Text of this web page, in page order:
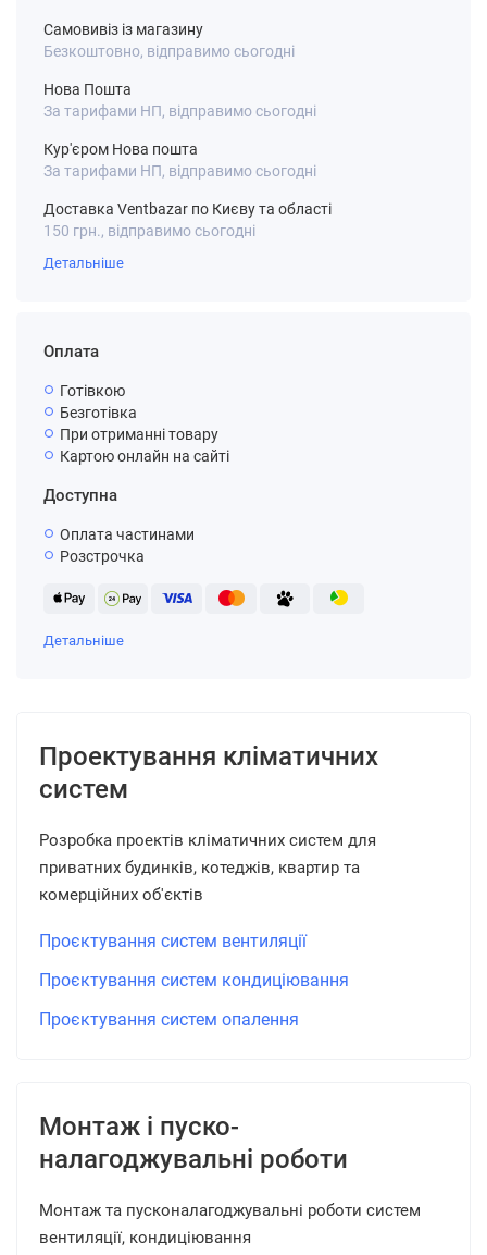
Самовивіз із магазину
Безкоштовно, відправимо сьогодні
Нова Пошта
За тарифами НП, відправимо сьогодні
Кур'єром Нова пошта
За тарифами НП, відправимо сьогодні
Доставка Ventbazar по Києву та області
150 грн., відправимо сьогодні
Детальніше
Оплата
Готівкою
Безготівка
При отриманні товару
Картою онлайн на сайті
Доступна
Оплата частинами
Розстрочка
Детальніше
Проектування кліматичних
систем
Розробка проектів кліматичних систем для
приватних будинків, котеджів, квартир та
комерційних об'єктів
Проєктування систем вентиляції
Проєктування систем кондиціювання
Проєктування систем опалення
Монтаж і пуско-
налагоджувальні роботи
Монтаж та пусконалагоджувальні роботи систем
вентиляції, кондиціювання